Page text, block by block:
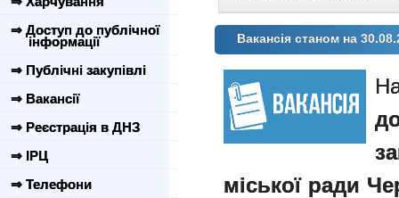
⇒ Доступ до публічної
інформації
⇒ Публічні закупівлі
⇒ Вакансії
⇒ Реєстрація в ДНЗ
⇒ ІРЦ
⇒ Телефони
Вакансія станом на
міської ради